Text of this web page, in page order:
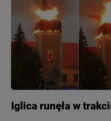
Iglica runęła w